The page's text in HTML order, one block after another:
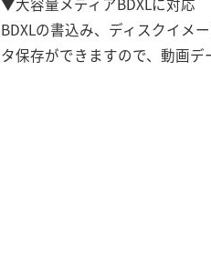
BDXLの書込み、ディスクイメ
タ保存ができますので、動画デ